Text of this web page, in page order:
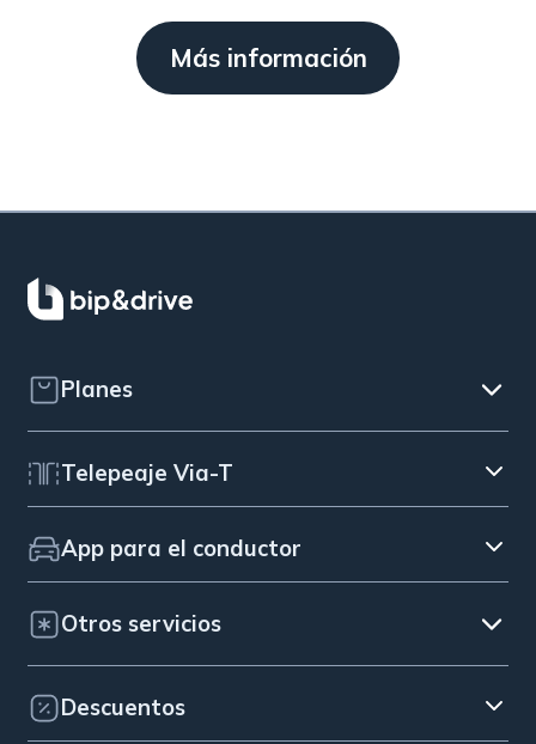
Más información
Planes
Telepeaje Via-T
App para el conductor
Otros servicios
Descuentos